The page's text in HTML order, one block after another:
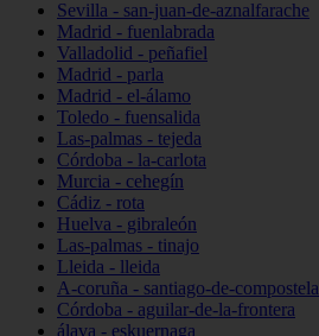
Sevilla - san-juan-de-aznalfarache
Madrid - fuenlabrada
Valladolid - peñafiel
Madrid - parla
Madrid - el-álamo
Toledo - fuensalida
Las-palmas - tejeda
Córdoba - la-carlota
Murcia - cehegín
Cádiz - rota
Huelva - gibraleón
Las-palmas - tinajo
Lleida - lleida
A-coruña - santiago-de-compostela
Córdoba - aguilar-de-la-frontera
álava - eskuernaga